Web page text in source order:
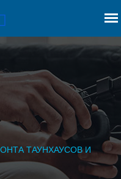
ТАУНХАУСОВ И